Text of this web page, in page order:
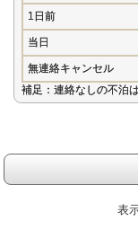
1日前
当日
無連絡キャンセル
補足：連絡なしの不泊
表